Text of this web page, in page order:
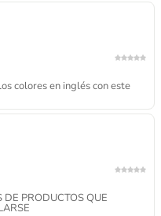
colores en inglés con este
PRODUCTOS QUE